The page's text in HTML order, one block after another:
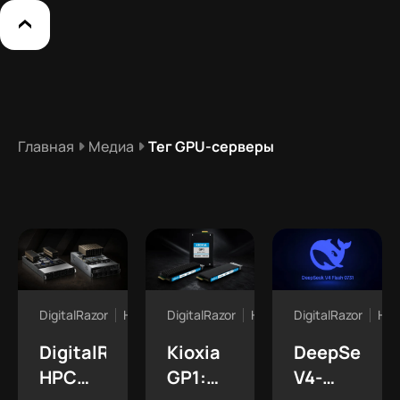
Главная Медиа Тег GPU-серверы
DigitalRazor Новости
DigitalRazor
HPC
DigitalRazor Новости
Kioxia
GP1:
DigitalRazor
DeepSeek
V4-